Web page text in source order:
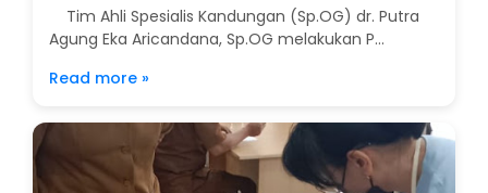
Tim Ahli Spesialis Kandungan (Sp.OG) dr. Putra
Agung Eka Aricandana, Sp.OG melakukan P...
Read more »